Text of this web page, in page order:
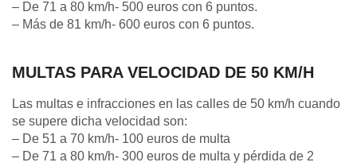
– De 71 a 80 km/h- 500 euros con 6 puntos.
– Más de 81 km/h- 600 euros con 6 puntos.
MULTAS PARA VELOCIDAD DE 50 KM/H
Las multas e infracciones en las calles de 50 km/h cuando
se supere dicha velocidad son:
– De 51 a 70 km/h- 100 euros de multa
– De 71 a 80 km/h- 300 euros de multa y pérdida de 2